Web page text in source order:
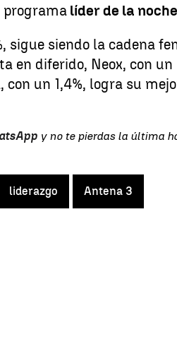
programa líder de la
sigue siendo la cadena
en diferido, Neox, con un
con un 1,4%, logra su
y no te pierdas la última
liderazgo Antena 3